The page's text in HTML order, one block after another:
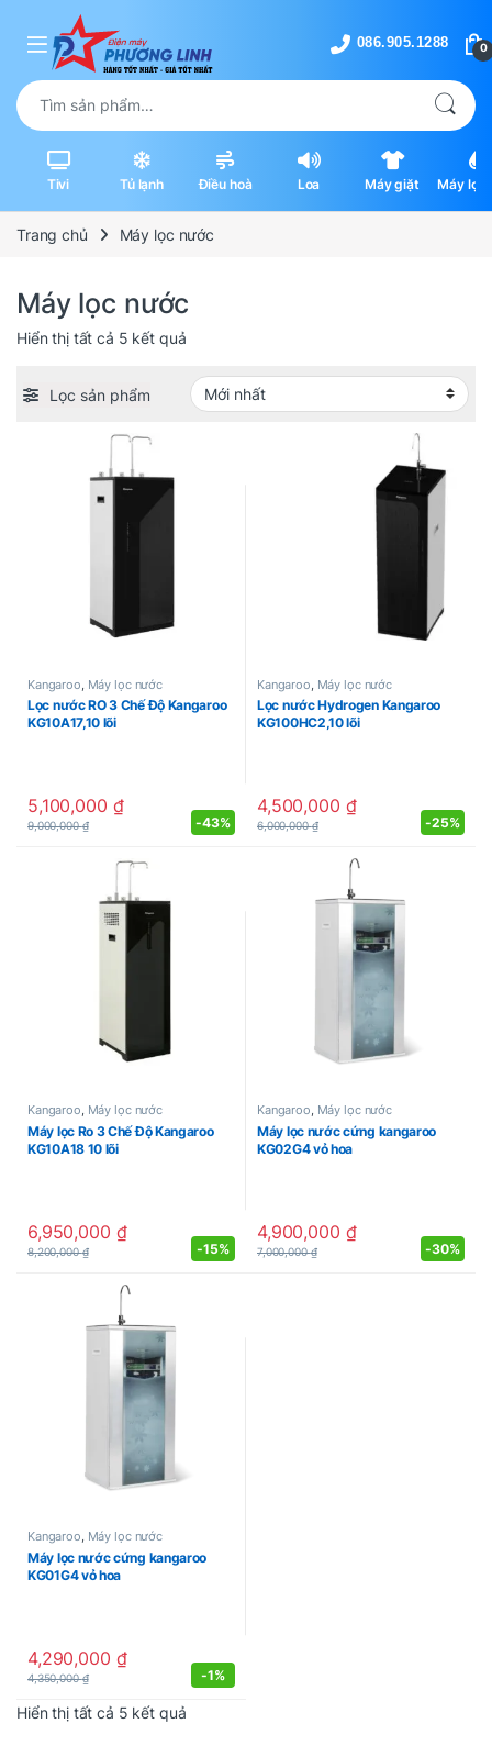
Skip to navigation
Skip to content
0
Tìm kiếm:
Tivi Tủ lạnh Điều hoà Loa Máy giặt
Máy lọc
Trang chủ Máy lọc nước
Máy lọc nước
Hiển thị tất cả 5 kết quảĐược sắp xếp theo mới nhất
Lọc sản phẩm
Kangaroo Máy lọc nước
Lọc nước RO 3 Chế Độ Kangaroo
KG10A17,10 lõi
5,100,000 ₫
9,000,000₫ -43%
Kangaroo Máy lọc nước
Lọc nước Hydrogen Kangaroo
KG100HC2,10 lõi
4,500,000 ₫
6,000,000₫ -25%
Kangaroo, Máy lọc nước
Máy lọc Ro 3 Chế Độ Kangaroo
KG10A18 10 lõi
6,950,000 ₫
8,200,000₫ -15%
Kangaroo, Máy lọc nước
Máy lọc nước cứng kangaroo
KG02G4 vỏ hoa
4,900,000 ₫
7,000,000₫ -30%
Kangaroo, Máy lọc nước
Máy lọc nước cứng kangaroo
KG01G4 vỏ hoa
4,290,000 ₫
4,350,000₫ -1%
Hiển thị tất cả 5 kết quảĐược sắp xếp theo mới nhất